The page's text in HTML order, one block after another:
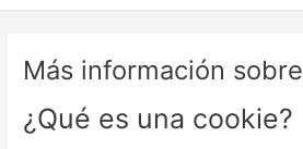
Más información
¿Qué es una cookie?